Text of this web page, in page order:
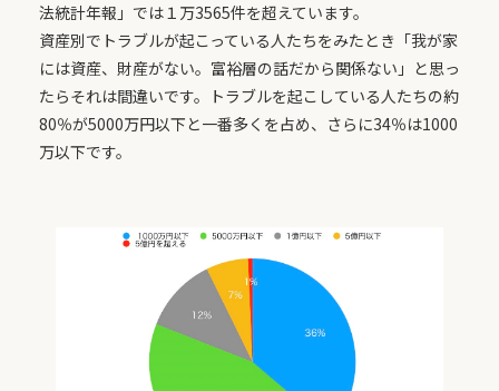
法統計年報」では１万3565件を超えています。
資産別でトラブルが起こっている人たちをみたとき「我が家
には資産、財産がない。富裕層の話だから関係ない」と思っ
たらそれは間違いです。トラブルを起こしている人たちの約
80％が5000万円以下と一番多くを占め、さらに34％は1000
万以下です。